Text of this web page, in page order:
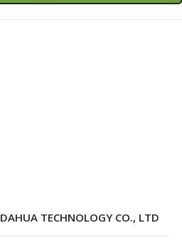
DAHUA TECHNOLOGY CO., LTD